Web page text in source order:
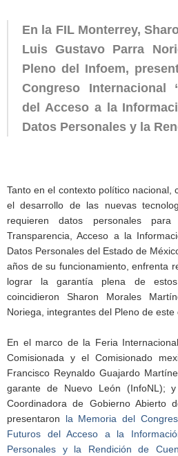
En la FIL Monterrey,
Luis Gustavo Parra
Pleno del Infoem,
Congreso Internacional
del Acceso a la
Datos Personales y la
Tanto en el contexto político nacional,
el desarrollo de las nuevas
requieren datos personales
Transparencia, Acceso a la
Datos Personales del Estado de
años de su funcionamiento, enfrenta
lograr la garantía plena de
coincidieron Sharon Morales
Noriega, integrantes del Pleno de
En el marco de la Feria
Comisionada y el Comisionado
Francisco Reynaldo Guajardo
garante de Nuevo León (InfoNL);
Coordinadora de Gobierno Abierto
presentaron la Memoria del
Futuros del Acceso a la
Personales y la Rendición de